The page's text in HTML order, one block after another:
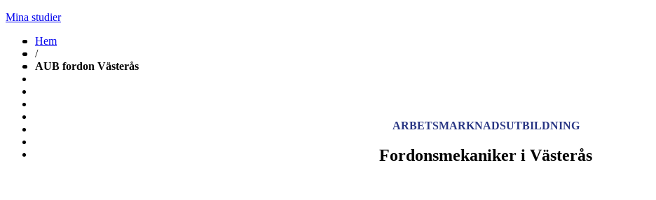
Mina studier
Hem
/
AUB fordon Västerås
ARBETSMARKNADSUTBILDNING
Fordonsmekaniker i Västerås